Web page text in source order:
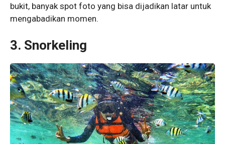
bukit, banyak spot foto yang bisa dijadikan latar untuk
mengabadikan momen.
3. Snorkeling